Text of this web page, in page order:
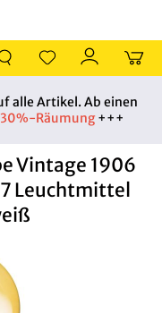
alle Artikel. Ab einen
30%-Räumung+++
Vintage 1906
Leuchtmittel